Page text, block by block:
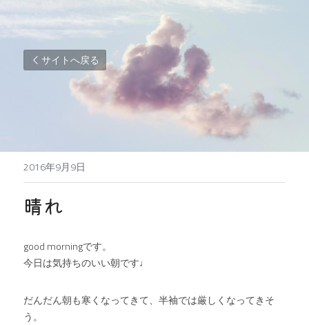
サイトへ戻る
2016年9月9日
晴れ
good morningです。
今日は気持ちのいい朝です♩
だんだん朝も寒くなってきて、半袖では厳しくなってきそ
う。